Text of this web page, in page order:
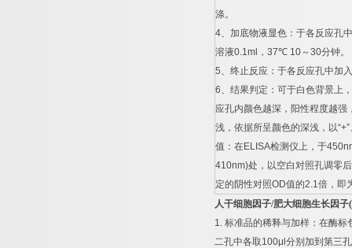
涤。
4、加底物液显色：于各反应孔
溶液0.1ml ， 37℃ 10～30分钟。
5、终止反应：于各反应孔中加入
6、结果判定：可于白色背景上
应孔内颜色越深，阳性程度越强
浅，依据所呈颜色的深浅，以“+”
值：在ELISA检测仪上，于
410nm)处，以空白对照孔调零
定的阴性对照OD值的2.1倍，即
人干细胞因子/肥大细胞生长因子
1. 标准品的稀释与加样：在酶标
二孔中各取100μl 分别加到第三